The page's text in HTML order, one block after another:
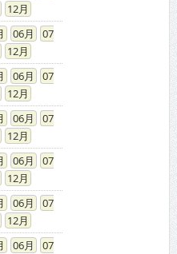
12
06
07
12
06
07
12
06
07
12
06
07
12
06
07
12
06
07